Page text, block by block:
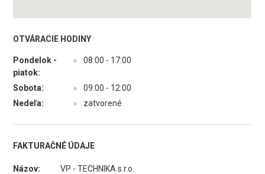
OTVÁRACIE HODINY
Pondelok -
piatok:
● 08:00 - 17:00
Sobota: ●
09:00 - 12:00
Nedeľa:
● zatvorené
FAKTURAČNÉ ÚDAJE
Názov:
VP - TECHNIKA s.r.o.